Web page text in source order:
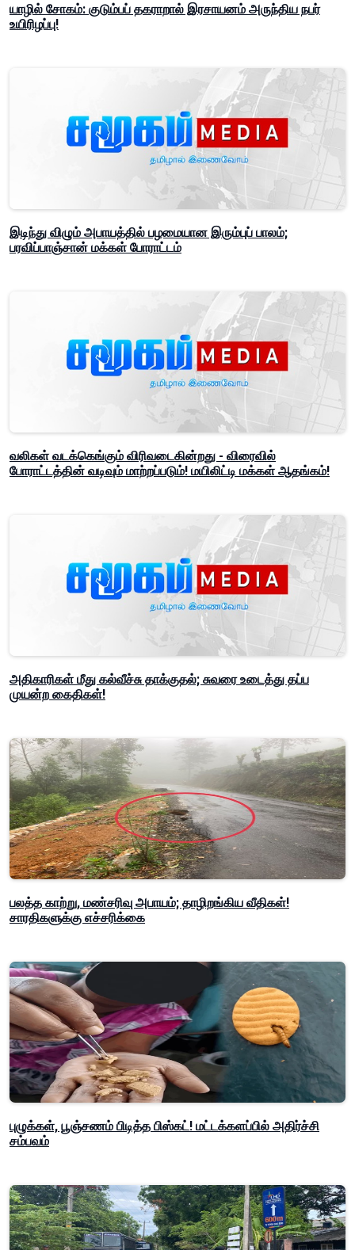
யாழில் சோகம்: குடும்பப் தகராறால் இரசாயனம் அருந்திய நபர்
உயிரிழப்பு!
இடிந்து விழும் அபாயத்தில் பழமையான இரும்புப் பாலம்;
பரவிப்பாஞ்சான் மக்கள் போராட்டம்
வலிகள் வடக்கெங்கும் விரிவடைகின்றது - விரைவில்
போராட்டத்தின் வடிவும் மாற்றப்படும்! மயிலிட்டி மக்கள் ஆதங்கம்!
அதிகாரிகள் மீது கல்வீச்சு தாக்குதல்; சுவரை உடைத்து தப்ப
முயன்ற கைதிகள்!
பலத்த காற்று, மண்சரிவு அபாயம்; தாழிறங்கிய வீதிகள்!
சாரதிகளுக்கு எச்சரிக்கை
புழுக்கள், பூஞ்சணம் பிடித்த பிஸ்கட்! மட்டக்களப்பில் அதிர்ச்சி
சம்பவம்